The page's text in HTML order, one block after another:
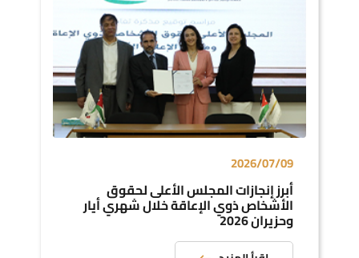
2026/07/09
أﺑﺮز إﻧﺠﺎزات اﻟﻤﺠﻠﺲ اﻷﻋﻠﻰ ﻟﺤﻘﻮق
اﻷﺷﺨﺎص ذوي اﻹﻋﺎﻗﺔ ﺧﻼل ﺷﻬﺮي أﻳﺎر
وﺣﺰﻳﺮان 2026